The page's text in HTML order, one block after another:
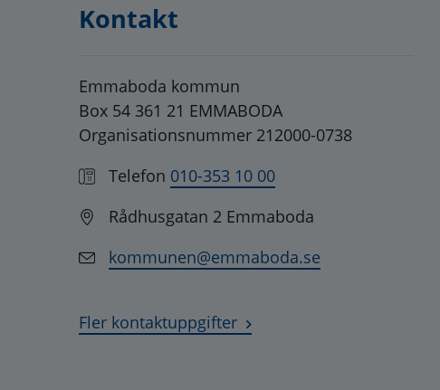
Kontakt
Emmaboda kommun
Box 54 361 21 EMMABODA
Organisationsnummer 212000-0738
Telefon 010-353 10 00
Rådhusgatan 2 Emmaboda
kommunen@emmaboda.se
Fler kontaktuppgifter